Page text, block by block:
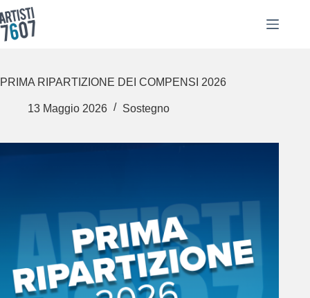
al
contenuto
PRIMA RIPARTIZIONE DEI COMPENSI 2026
13 Maggio 2026 Sostegno